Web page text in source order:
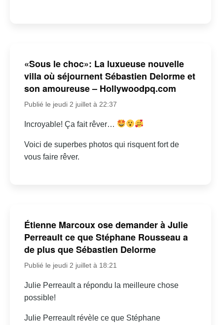
«Sous le choc»: La luxueuse nouvelle
villa où séjournent Sébastien Delorme et
son amoureuse – Hollywoodpq.com
Publié le jeudi 2 juillet à 22:37
Incroyable! Ça fait rêver…
Voici de superbes photos qui risquent fort de
vous faire rêver.
Étienne Marcoux ose demander à Julie
Perreault ce que Stéphane Rousseau a
de plus que Sébastien Delorme
Publié le jeudi 2 juillet à 18:21
Julie Perreault a répondu la meilleure chose
possible!
Julie Perreault révèle ce que Stéphane